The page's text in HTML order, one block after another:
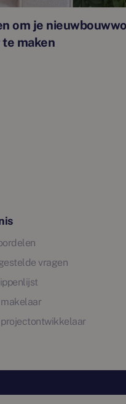
om je
maken
vragen
makelaar
projectontwikkelaar